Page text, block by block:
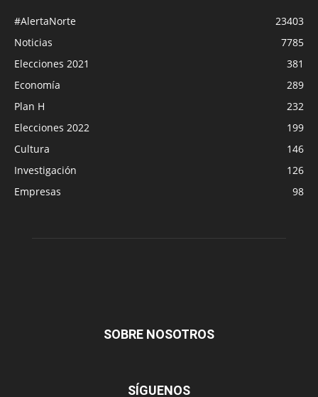
#AlertaNorte
23403
Noticias
7785
Elecciones 2021
381
Economía
289
Plan H
232
Elecciones 2022
199
Cultura
146
Investigación
126
Empresas
98
SOBRE NOSOTROS
SÍGUENOS